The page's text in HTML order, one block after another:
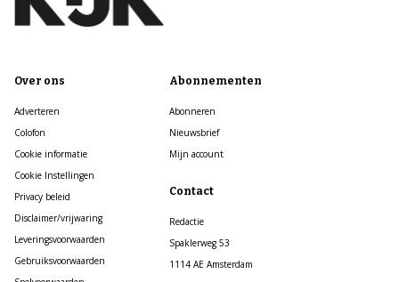
Over ons
Adverteren
Colofon
Cookie informatie
Cookie Instellingen
Privacy beleid
Disclaimer/vrijwaring
Leveringsvoorwaarden
Gebruiksvoorwaarden
Abonnementen
Abonneren
Nieuwsbrief
Mijn account
Contact
Redactie
Spaklerweg 53
1114 AE Amsterdam